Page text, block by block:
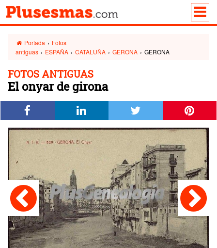
Portada › Fotos
antiguas › ESPAÑA › CATALUÑA › GERONA › GERONA
FOTOS ANTIGUAS
El onyar de girona